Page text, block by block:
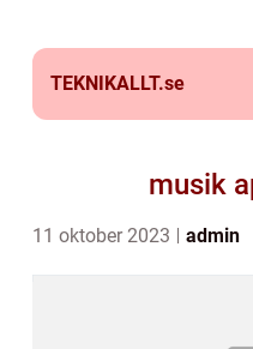
TEKNIKALLT.se
musik
11 oktober 2023 admin